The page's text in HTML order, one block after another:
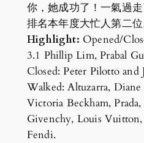
你，她成功了！一氣過
排名本年度大忙人第二位
Highlight: Opened/
3.1 Phillip Lim, Prabal
Closed: Peter Pilotto and
Walked: Altuzarra,
Victoria Beckham,
Givenchy, Louis
Fendi.